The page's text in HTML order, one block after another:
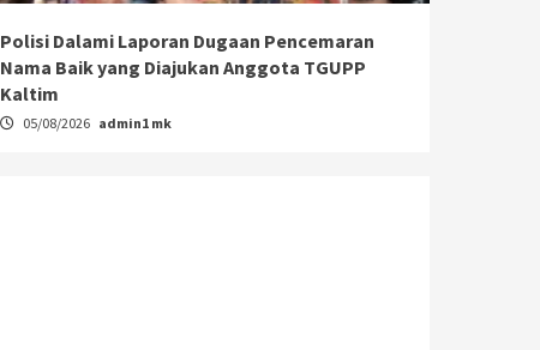
Polisi Dalami Laporan Dugaan Pencemaran
Nama Baik yang Diajukan Anggota TGUPP
Kaltim
05/08/2026 admin1 mk